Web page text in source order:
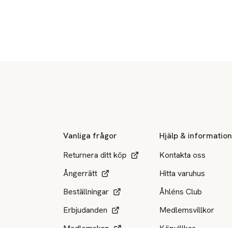
Vanliga frågor
Returnera ditt köp
Ångerrätt
Beställningar
Erbjudanden
Hjälp & information
Kontakta oss
Hitta varuhus
Åhléns Club
Medlemsvillkor